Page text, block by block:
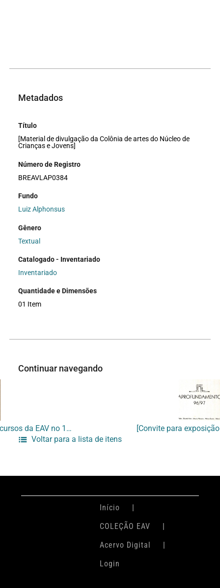
Metadados
Título
[Material de divulgação da Colônia de artes do Núcleo de
Crianças e Jovens]
Número de Registro
BREAVLAP0384
Fundo
Luiz Alphonsus
Gênero
Textual
Catalogado - Inventariado
Inventariado
Quantidade e Dimensões
01 Item
Continuar navegando
[Folder com a programação dos cursos da EAV no 1º semestre de 1997]
Voltar para a lista de itens
Início
COLEÇÃO EAV
Acervo Digital
Login